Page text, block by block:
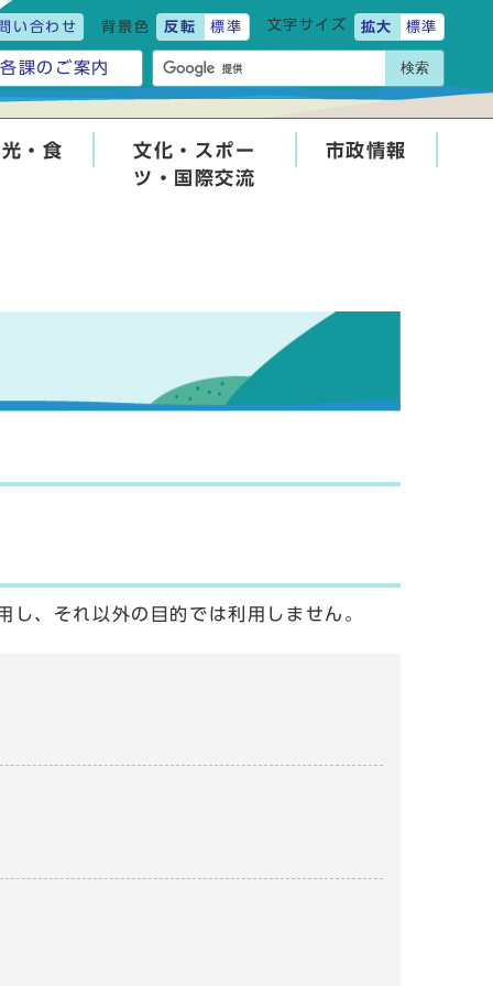
い合わせ 背景色 反転 標準 文字サイズ 拡大 標準
各課のご案内 検索
・食
文化・スポー
ツ・国際交流
市政情報
、それ以外の目的では利用しません。